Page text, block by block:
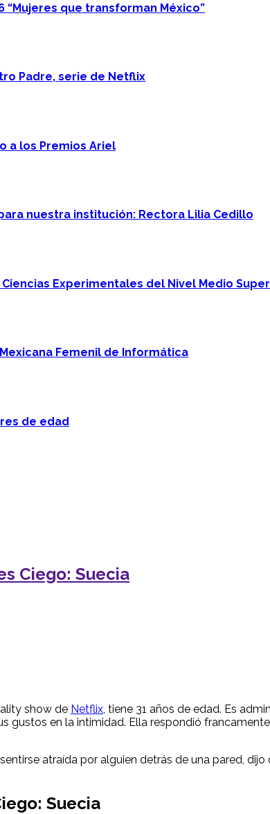
“Mujeres que transforman México”
Padre, serie de Netflix
a los Premios Ariel
nuestra institución: Rectora Lilia Cedillo
Experimentales del Nivel Medio
Femenil de Informática
de edad
Ciego: Suecia
show de Netflix , tiene 31 años de edad. Es
gustos en la intimidad. Ella respondió
atraída por alguien detrás de una pared,
Suecia